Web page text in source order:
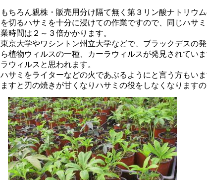
もちろん親株・販売用分け隔て無く第３リン酸ナトリウ
を切るハサミを十分に浸けての作業ですので、同じハサ
業時間は２～３倍かかります。
東京大学やワシントン州立大学などで、ブラックデスの
ら植物ウィルスの一種、カーラウィルスが発見されてい
ラウィルスと思われます。
ハサミをライターなどの火であぶるようにと言う方もい
ますと刃の焼きが甘くなりハサミの役をしなくなります